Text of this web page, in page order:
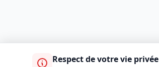
Respect de votre vie privée